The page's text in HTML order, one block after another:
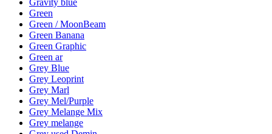
Gravity blue
Green
Green / MoonBeam
Green Banana
Green Graphic
Green ar
Grey Blue
Grey Leoprint
Grey Marl
Grey Mel/Purple
Grey Melange Mix
Grey melange